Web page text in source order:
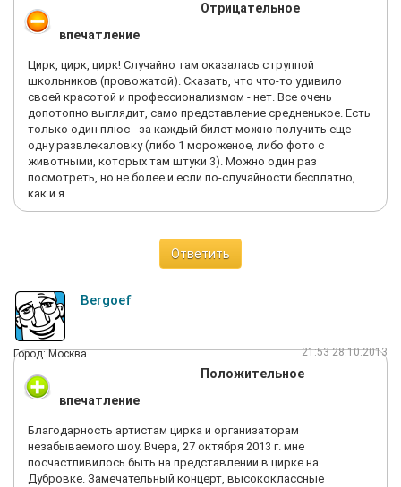
Отрицательное
впечатление
Цирк, цирк, цирк! Случайно там оказалась с группой
школьников (провожатой). Сказать, что что-то удивило
своей красотой и профессионализмом - нет. Все очень
допотопно выглядит, само представление средненькое. Есть
только один плюс - за каждый билет можно получить еще
одну развлекаловку (либо 1 мороженое, либо фото с
животными, которых там штуки 3). Можно один раз
посмотреть, но не более и если по-случайности бесплатно,
как и я.
Ответить
Bergoef
Город: Москва 21:53 28.10.2013
Положительное
впечатление
Благодарность артистам цирка и организаторам
незабываемого шоу. Вчера, 27 октября 2013 г. мне
посчастливилось быть на представлении в цирке на
Дубровке. Замечательный концерт, высококлассные